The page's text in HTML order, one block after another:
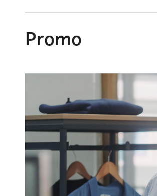
Promo